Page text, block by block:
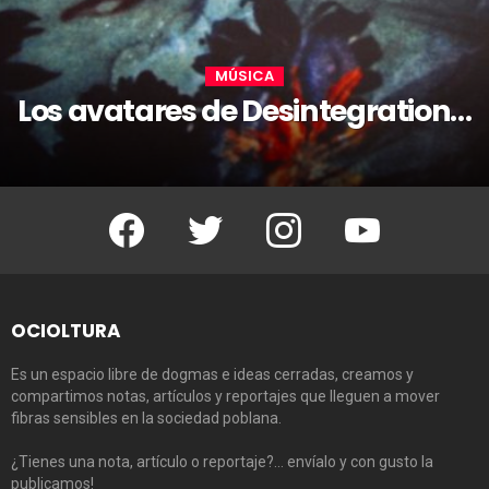
MÚSICA
Los avatares de Desintegration…
Facebook Twitter Instagram Youtube
OCIOLTURA
Es un espacio libre de dogmas e ideas cerradas, creamos y
compartimos notas, artículos y reportajes que lleguen a mover
fibras sensibles en la sociedad poblana.
¿Tienes una nota, artículo o reportaje?… envíalo y con gusto la
publicamos!